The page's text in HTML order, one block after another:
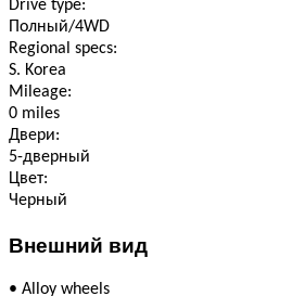
Drive type:
Полный/4WD
Regional specs:
S. Korea
Mileage:
0 miles
Двери:
5-дверный
Цвет:
Черный
Внешний вид
• Alloy wheels